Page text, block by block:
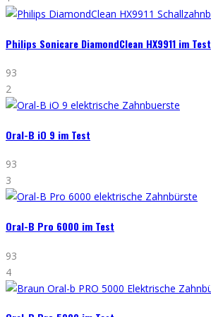
Philips Sonicare DiamondClean HX9911 im Test
93
2
Oral-B iO 9 im Test
93
3
Oral-B Pro 6000 im Test
93
4